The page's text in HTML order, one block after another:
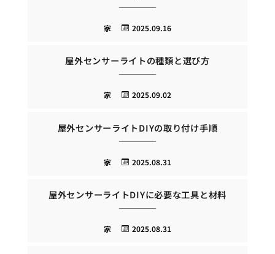
2025.09.16
家
屋外センサーライトの種類と選び方
2025.09.02
家
屋外センサーライトDIYの取り付け手順
2025.08.31
家
屋外センサーライトDIYに必要な工具と材料
2025.08.31
家